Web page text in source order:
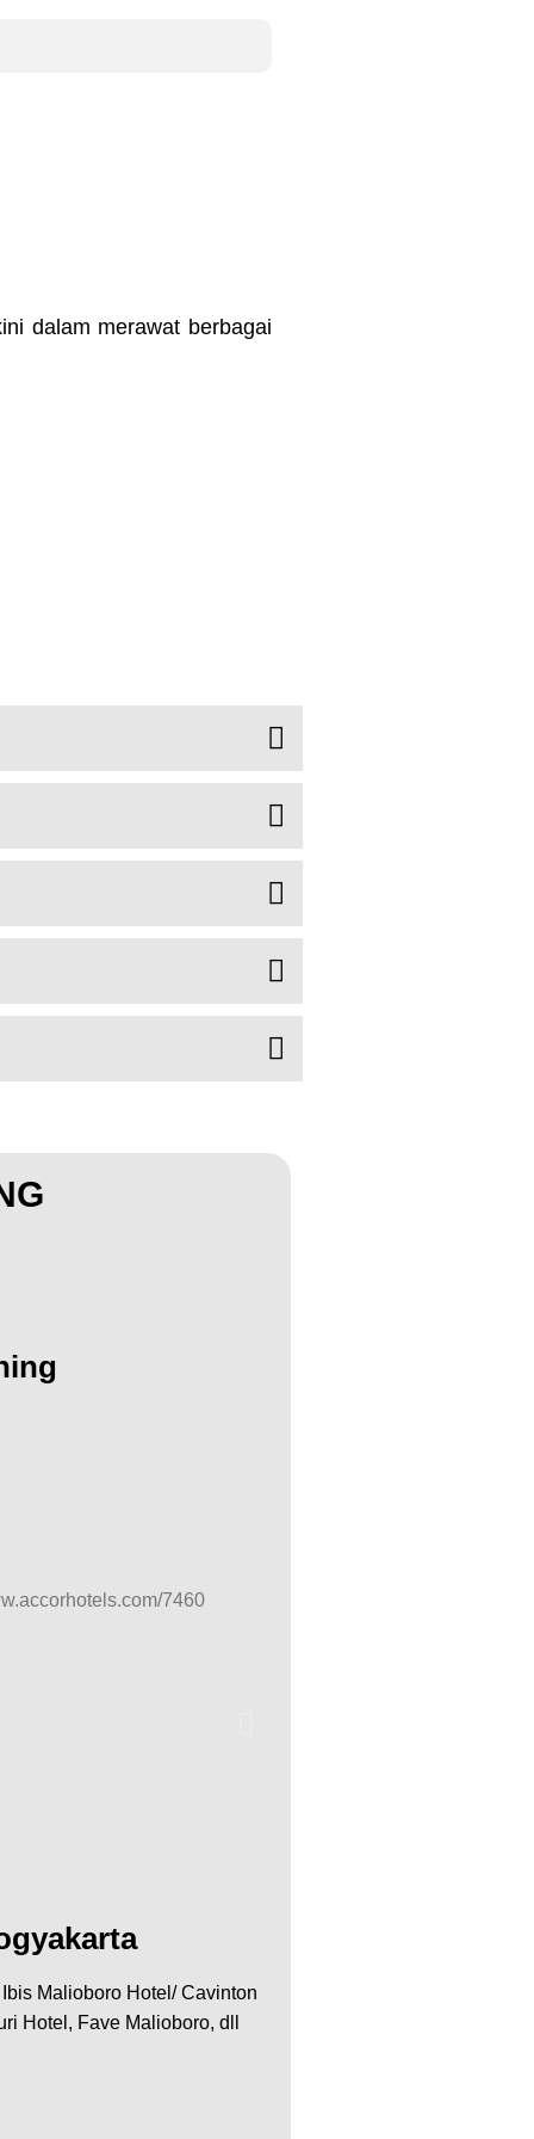
dalam merawat berbagai
Malioboro Hotel/ Cavinton
Hotel, Fave Malioboro, dll